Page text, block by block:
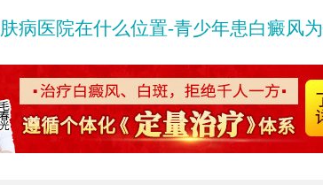
医院在什么位置-青少年患白癜风为什么要趁